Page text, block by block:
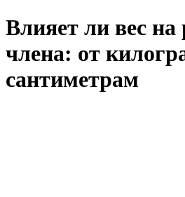
Влияет ли вес на
члена: от
сантиметрам